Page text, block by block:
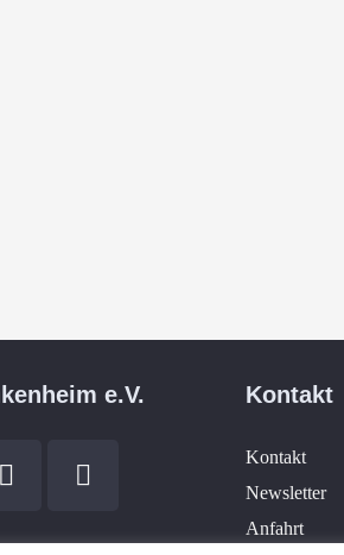
e.V. Kontakt
Kontakt
Newsletter
Anfahrt